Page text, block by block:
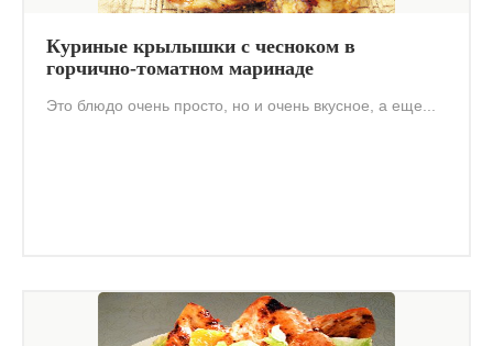
Куриные крылышки с чесноком в
горчично-томатном маринаде
Это блюдо очень просто, но и очень вкусное, а еще...